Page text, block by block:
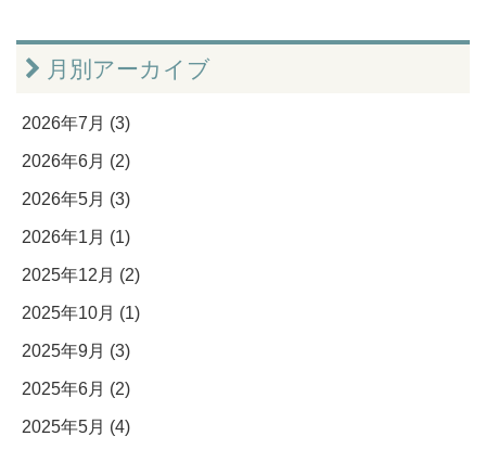
月別アーカイブ
2026年7月 (3)
2026年6月 (2)
2026年5月 (3)
2026年1月 (1)
2025年12月 (2)
2025年10月 (1)
2025年9月 (3)
2025年6月 (2)
2025年5月 (4)